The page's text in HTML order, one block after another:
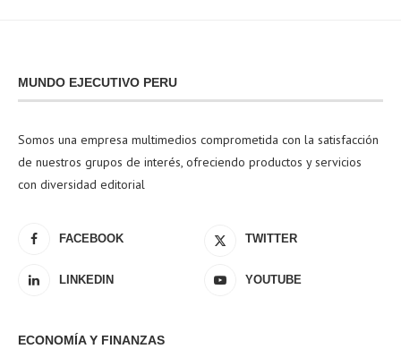
MUNDO EJECUTIVO PERU
Somos una empresa multimedios comprometida con la satisfacción
de nuestros grupos de interés, ofreciendo productos y servicios
con diversidad editorial
FACEBOOK TWITTER
LINKEDIN YOUTUBE
ECONOMÍA Y FINANZAS